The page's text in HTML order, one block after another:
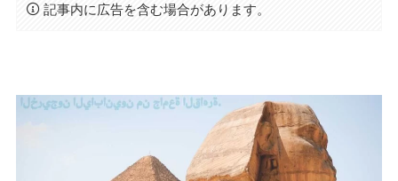
記事内に広告を含む場合があります。